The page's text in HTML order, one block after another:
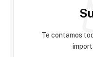
Te contamos